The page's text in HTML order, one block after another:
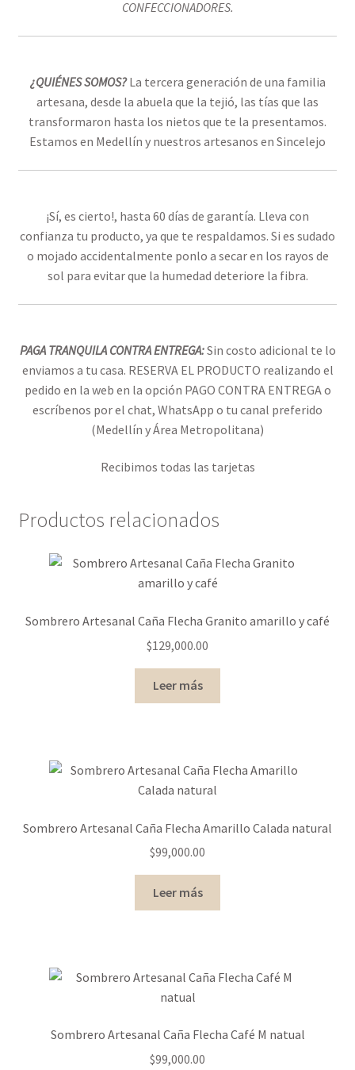
CONFECCIONADORES.
¿QUIÉNES SOMOS?La tercera generación de una familia
artesana, desde la abuela que la tejió, las tías que las
transformaron hasta los nietos que te la presentamos.
Estamos en Medellín y nuestros artesanos en Sincelejo
¡Sí, es cierto!, hasta 60 días de garantía​. Lleva con
confianza tu producto, ya que te respaldamos. Si es sudado
o mojado accidentalmente ponlo a secar en los rayos de
sol para evitar que la humedad deteriore la fibra.
PAGA TRANQUILA CONTRA ENTREGA:Sin costo adicional te lo
enviamos ​a tu casa. RESERVA EL PRODUCTO realizando el
pedido en la web en la opción PAGO CONTRA ENTREGA o
escríbenos por el chat, WhatsApp o tu canal preferido
(Medellín y Área Metropolitana)
Recibimos todas las tarjetas
Productos relacionados
Sombrero Artesanal Caña Flecha Granito amarillo y café
$129,000.00
Leer más
Sombrero Artesanal Caña Flecha Amarillo Calada natural
$99,000.00
Leer más
Sombrero Artesanal Caña Flecha Café M natual
$99,000.00